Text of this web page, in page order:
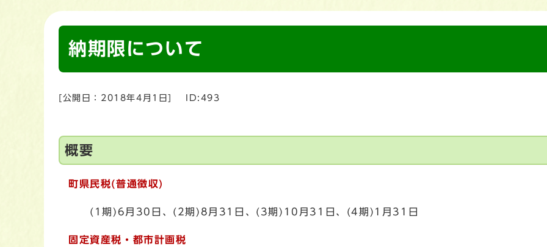
納期限について
[公開日： 2018年4月1日 ID:493
概要
町県民税(普通徴収)
(1期)6月30日、(2期)8月31日、(3期)10月31日、(4期)1月31日
固定資産税・都市計画税